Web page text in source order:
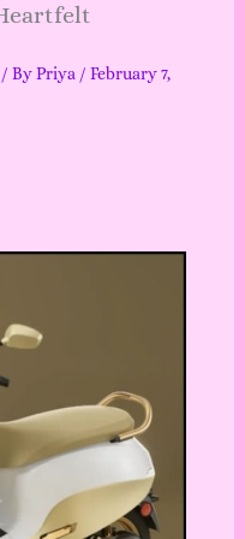
ByPriya / February 7,